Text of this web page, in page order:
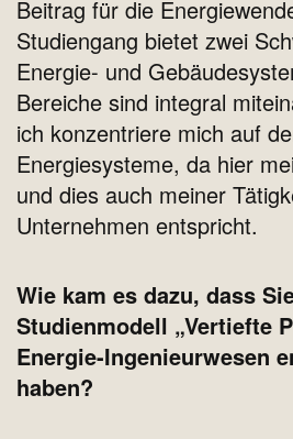
Beitrag für die
Studiengang bietet zwei
Energie- und
Bereiche sind integral
ich konzentriere mich auf
Energiesysteme, da hier
und dies auch meiner
Unternehmen entspricht.
Wie kam es dazu, dass
Studienmodell „Vertiefte
Energie-Ingenieurwesen
haben?